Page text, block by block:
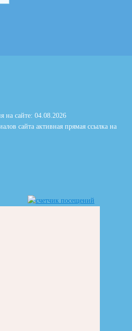
на сайте: 04.08.2026
сайта активная прямая ссылка на